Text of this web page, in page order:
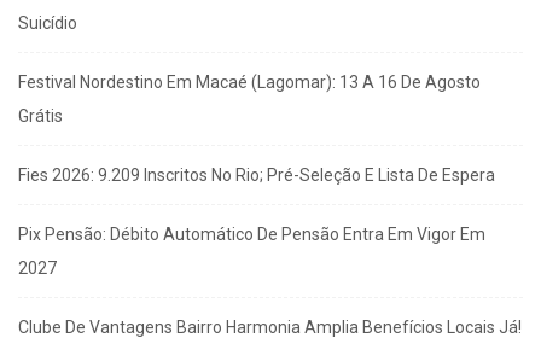
Suicídio
Festival Nordestino Em Macaé (Lagomar): 13 A 16 De Agosto
Grátis
Fies 2026: 9.209 Inscritos No Rio; Pré-Seleção E Lista De Espera
Pix Pensão: Débito Automático De Pensão Entra Em Vigor Em
2027
Clube De Vantagens Bairro Harmonia Amplia Benefícios Locais Já!